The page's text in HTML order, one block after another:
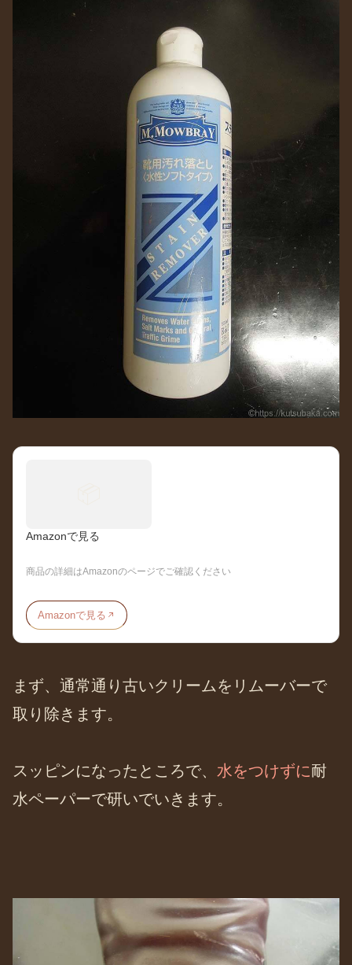
Amazonで見る
商品の詳細はAmazonのページでご確認ください
Amazonで見る
まず、通常通り古いクリームをリムーバーで
取り除きます。
スッピンになったところで、 水をつけずに耐
水ペーパーで研いでいきます。